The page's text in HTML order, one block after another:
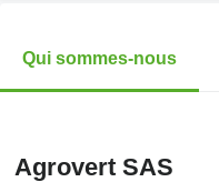
Qui sommes-nous
Agrovert SAS